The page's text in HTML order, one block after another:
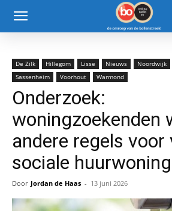
De Zilk Hillegom Lisse Nieuws Noordwijk
Sassenheim
Voorhout Warmond
Onderzoek:
woningzoekenden
andere regels voor
sociale
Door Jordan de Haas - 13 juni 2026